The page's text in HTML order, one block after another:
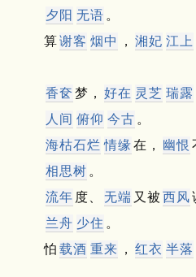
夕阳 无语 。
算谢客 烟中 ， 湘妃 江上
香奁 梦， 好在 灵芝 瑞露
人间 俯仰 今古 。
海枯石烂 情缘在， 幽恨
相思树 。
流年 度、 无端 又被 西风
兰舟 少住 。
怕 载酒 重来 ， 红衣 半落